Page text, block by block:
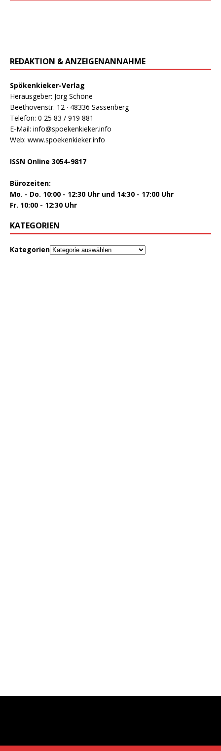
REDAKTION & ANZEIGENANNAHME
Spökenkieker-Verlag
Herausgeber: Jörg Schöne
Beethovenstr. 12 · 48336 Sassenberg
Telefon: 0 25 83 / 919 881
E-Mail: info@spoekenkieker.info
Web: www.spoekenkieker.info
ISSN Online 3054-9817
Bürozeiten:
Mo. - Do. 10:00 - 12:30 Uhr und 14:30 - 17:00 Uhr
Fr. 10:00 - 12:30 Uhr
KATEGORIEN
Kategorien